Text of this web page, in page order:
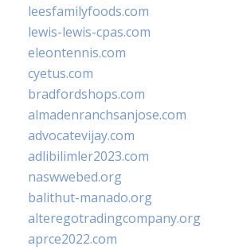
leesfamilyfoods.com
lewis-lewis-cpas.com
eleontennis.com
cyetus.com
bradfordshops.com
almadenranchsanjose.com
advocatevijay.com
adlibilimler2023.com
naswwebed.org
balithut-manado.org
alteregotradingcompany.org
aprce2022.com